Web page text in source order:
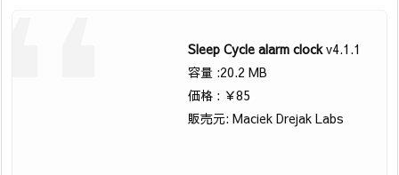
Sleep Cycle alarm clockv4.1.1
容量 :20.2 MB
価格 : ￥85
販売元: Maciek Drejak Labs